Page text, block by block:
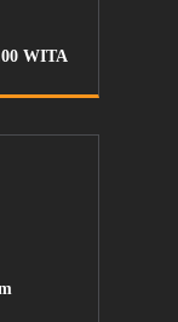
WITA